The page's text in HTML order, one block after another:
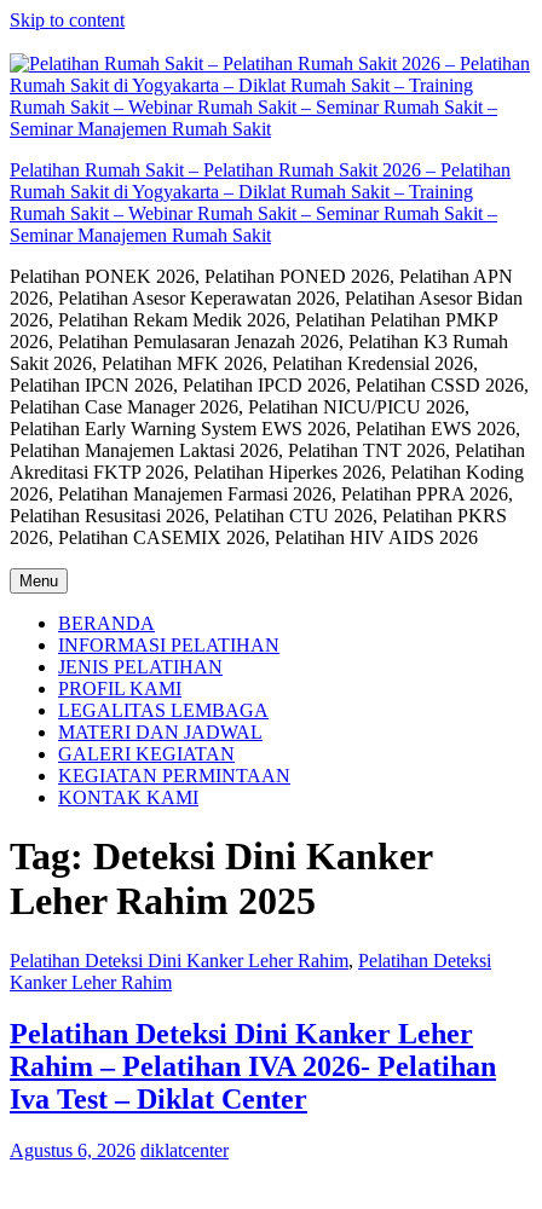
Skip to content
Pelatihan Rumah Sakit – Pelatihan Rumah Sakit 2026 – Pelatihan
Rumah Sakit di Yogyakarta – Diklat Rumah Sakit – Training
Rumah Sakit – Webinar Rumah Sakit – Seminar Rumah Sakit –
Seminar Manajemen Rumah Sakit
Pelatihan PONEK 2026, Pelatihan PONED 2026, Pelatihan APN
2026, Pelatihan Asesor Keperawatan 2026, Pelatihan Asesor Bidan
2026, Pelatihan Rekam Medik 2026, Pelatihan Pelatihan PMKP
2026, Pelatihan Pemulasaran Jenazah 2026, Pelatihan K3 Rumah
Sakit 2026, Pelatihan MFK 2026, Pelatihan Kredensial 2026,
Pelatihan IPCN 2026, Pelatihan IPCD 2026, Pelatihan CSSD 2026,
Pelatihan Case Manager 2026, Pelatihan NICU/PICU 2026,
Pelatihan Early Warning System EWS 2026, Pelatihan EWS 2026,
Pelatihan Manajemen Laktasi 2026, Pelatihan TNT 2026, Pelatihan
Akreditasi FKTP 2026, Pelatihan Hiperkes 2026, Pelatihan Koding
2026, Pelatihan Manajemen Farmasi 2026, Pelatihan PPRA 2026,
Pelatihan Resusitasi 2026, Pelatihan CTU 2026, Pelatihan PKRS
2026, Pelatihan CASEMIX 2026, Pelatihan HIV AIDS 2026
Menu
BERANDA
INFORMASI PELATIHAN
JENIS PELATIHAN
PROFIL KAMI
LEGALITAS LEMBAGA
MATERI DAN JADWAL
GALERI KEGIATAN
KEGIATAN PERMINTAAN
KONTAK KAMI
Tag: Deteksi Dini Kanker
Leher Rahim 2025
Pelatihan Deteksi Dini Kanker Leher Rahim, Pelatihan Deteksi
Kanker Leher Rahim
Pelatihan Deteksi Dini Kanker Leher
Rahim – Pelatihan IVA 2026- Pelatihan
Iva Test – Diklat Center
Agustus 6, 2026 diklatcenter